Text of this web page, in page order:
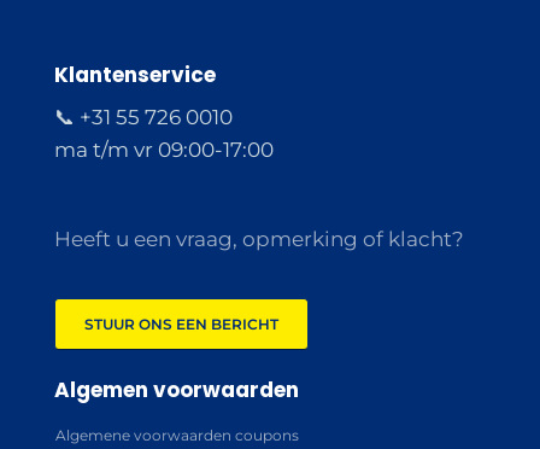
Klantenservice
📞 +31 55 726 0010
ma t/m vr 09:00-17:00
Heeft u een vraag, opmerking of klacht?
STUUR ONS EEN BERICHT
Algemen voorwaarden
Algemene voorwaarden coupons